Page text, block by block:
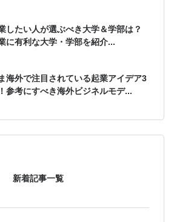
したい人が選ぶべき大学＆学部は？
に有利な大学・学部を紹介...
海外で注目されている起業アイデア3
参考にすべき海外ビジネルモデ...
新着記事一覧